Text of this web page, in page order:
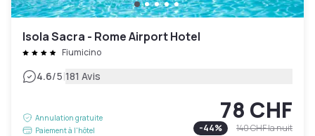
Isola Sacra - Rome Airport Hotel
Fiumicino
4.6/5|181 Avis
Annulation gratuite
Paiement à l'hôtel
78 CHF
-44% 140 CHFla nuit